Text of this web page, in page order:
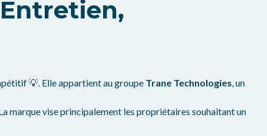
💡. Elle appartient au groupe Trane Technologies, un
marque vise principalement les propriétaires souhaitant un